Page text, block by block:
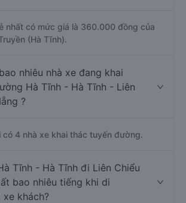
nhất có mức giá là 360.000 đồng của
(Hà Tĩnh).
nhiêu nhà xe đang khai
Hà Tĩnh - Hà Tĩnh - Liên
?
có 4 nhà xe khai thác tuyến đường.
Tĩnh - Hà Tĩnh đi Liên Chiểu
bao nhiêu tiếng khi di
xe khách?